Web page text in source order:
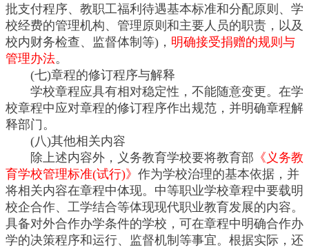
批支付程序、教职工福利待遇基本标准和分配原则、学
校经费的管理机构、管理原则和主要人员的职责，以及
校内财务检查、监督体制等)， 明确接受捐赠的规则与
管理办法。
(七)章程的修订程序与解释
学校章程应具有相对稳定性，不能随意变更。在学
校章程中应对章程的修订程序作出规范，并明确章程解
释部门。
(八)其他相关内容
除上述内容外，义务教育学校要将教育部 《义务教
育学校管理标准(试行)》 作为学校治理的基本依据，并
将相关内容在章程中体现。中等职业学校章程中要载明
校企合作、工学结合等体现现代职业教育发展的内容。
具备对外合作办学条件的学校，可在章程中明确合作办
学的决策程序和运行、监督机制等事宜。根据实际，还